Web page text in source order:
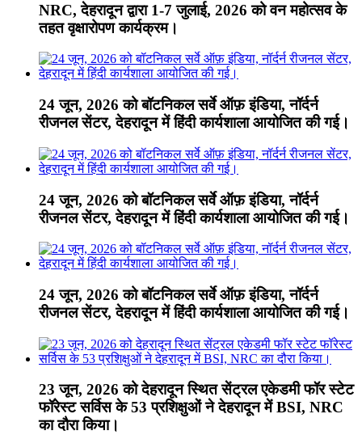
NRC, देहरादून द्वारा 1-7 जुलाई, 2026 को वन महोत्सव के
तहत वृक्षारोपण कार्यक्रम।
24 जून, 2026 को बॉटनिकल सर्वे ऑफ़ इंडिया, नॉर्दर्न
रीजनल सेंटर, देहरादून में हिंदी कार्यशाला आयोजित की गई।
24 जून, 2026 को बॉटनिकल सर्वे ऑफ़ इंडिया, नॉर्दर्न
रीजनल सेंटर, देहरादून में हिंदी कार्यशाला आयोजित की गई।
24 जून, 2026 को बॉटनिकल सर्वे ऑफ़ इंडिया, नॉर्दर्न
रीजनल सेंटर, देहरादून में हिंदी कार्यशाला आयोजित की गई।
23 जून, 2026 को देहरादून स्थित सेंट्रल एकेडमी फॉर स्टेट
फॉरेस्ट सर्विस के 53 प्रशिक्षुओं ने देहरादून में BSI, NRC
का दौरा किया।